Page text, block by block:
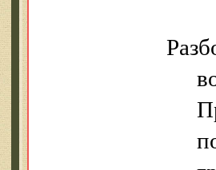
Разбоя
во тьме